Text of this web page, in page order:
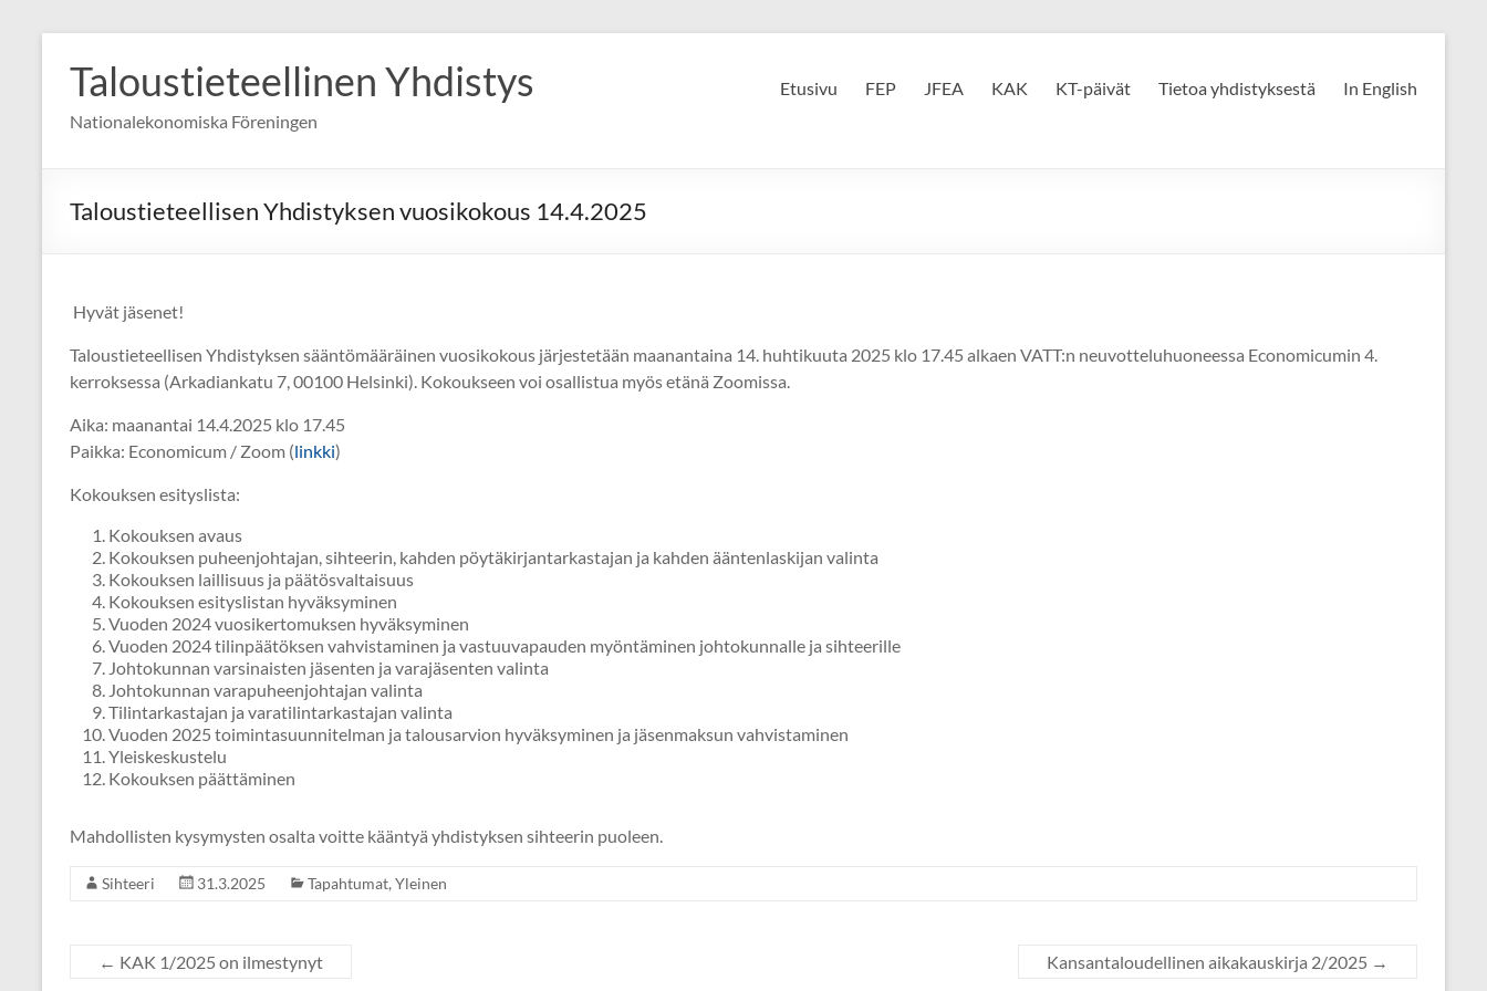
content
Taloustieteellinen Yhdistys
Nationalekonomiska Föreningen
Etusivu FEP JFEA KAK KT-päivät Tietoa yhdistyksestä In English
Taloustieteellisen Yhdistyksen vuosikokous 14.4.2025
Hyvät jäsenet!
Taloustieteellisen Yhdistyksen sääntömääräinen vuosikokous järjestetään maanantaina 14. huhtikuuta 2025 klo 17.45 alkaen VATT:n neuvotteluhuoneessa Economicumin 4.
kerroksessa (Arkadiankatu 7, 00100 Helsinki). Kokoukseen voi osallistua myös etänä Zoomissa.
Aika: maanantai 14.4.2025 klo 17.45
Paikka: Economicum / Zoom (linkki)
Kokouksen esityslista:
Kokouksen avaus
Kokouksen puheenjohtajan, sihteerin, kahden pöytäkirjantarkastajan ja kahden ääntenlaskijan valinta
Kokouksen laillisuus ja päätösvaltaisuus
Kokouksen esityslistan hyväksyminen
Vuoden 2024 vuosikertomuksen hyväksyminen
Vuoden 2024 tilinpäätöksen vahvistaminen ja vastuuvapauden myöntäminen johtokunnalle ja sihteerille
Johtokunnan varsinaisten jäsenten ja varajäsenten valinta
Johtokunnan varapuheenjohtajan valinta
Tilintarkastajan ja varatilintarkastajan valinta
Vuoden 2025 toimintasuunnitelman ja talousarvion hyväksyminen ja jäsenmaksun vahvistaminen
Yleiskeskustelu
Kokouksen päättäminen
Mahdollisten kysymysten osalta voitte kääntyä yhdistyksen sihteerin puoleen.
Sihteeri 31.3.2025 Tapahtumat, Yleinen
← KAK 1/2025 on ilmestynyt Kansantaloudellinen aikakauskirja 2/2025 →